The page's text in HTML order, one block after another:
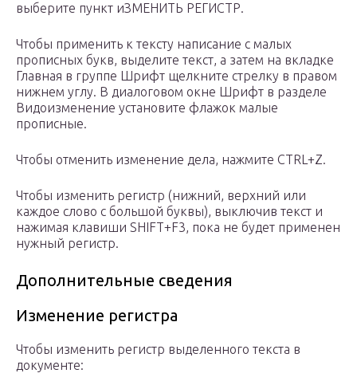
выберите пункт иЗМЕНИТЬ РЕГИСТР.
Чтобы применить к тексту написание с малых
прописных букв, выделите текст, а затем на вкладке
Главная в группе Шрифт щелкните стрелку в правом
нижнем углу. В диалоговом окне Шрифт в разделе
Видоизменение установите флажок малые
прописные.
Чтобы отменить изменение дела, нажмите CTRL+Z.
Чтобы изменить регистр (нижний, верхний или
каждое слово с большой буквы), выключив текст и
нажимая клавиши SHIFT+F3, пока не будет применен
нужный регистр.
Дополнительные сведения
Изменение регистра
Чтобы изменить регистр выделенного текста в
документе: